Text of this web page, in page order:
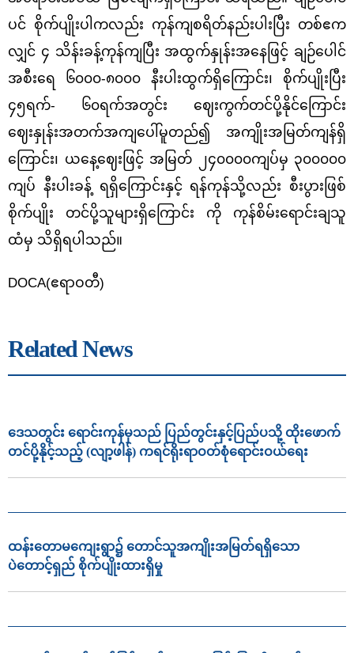
ပင် စိုက်ပျိုးပါကလည်း ကုန်ကျစရိတ်နည်းပါးပြီး တစ်ဧက
လျှင် ၄ သိန်းခန့်ကုန်ကျပြီး အထွက်နှုန်းအနေဖြင့် ချဉ်ပေါင်
အစီးရေ ၆၀၀၀-၈၀၀၀ နီးပါးထွက်ရှိကြောင်း၊ စိုက်ပျိုးပြီး
၄၅ရက်- ၆၀ရက်အတွင်း ဈေးကွက်တင်ပို့နိုင်ကြောင်း
ဈေးနှုန်းအတက်အကျပေါ်မူတည်၍ အကျိုးအမြတ်ကျန်ရှိ
ကြောင်း၊ ယနေ့ဈေးဖြင့် အမြတ် ၂၄၀၀၀၀ကျပ်မှ ၃၀၀၀၀၀
ကျပ် နီးပါးခန့် ရရှိကြောင်းနှင့် ရန်ကုန်သို့လည်း စီးပွားဖြစ်
စိုက်ပျိုး တင်ပို့သူများရှိကြောင်း ကို ကုန်စိမ်းရောင်းချသူ
ထံမှ သိရှိရပါသည်။
DOCA(ဧရာဝတီ)
Related News
ဒေသတွင်း ရောင်းကုန်မှသည် ပြည်တွင်းနှင့်ပြည်ပသို့ ထိုးဖောက်
တင်ပို့နိုင့်သည့် (လျာ့ဖါန်) ကရင်ရိုးရာဝတ်စုံရောင်းဝယ်ရေး
ထန်းတောမကျေးရွာ၌ တောင်သူအကျိုးအမြတ်ရရှိသော
ပဲတောင့်ရှည် စိုက်ပျိုးထားရှိမှု